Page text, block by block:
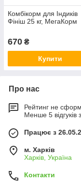
Комбікорм для Індиків
Фініш 25 кг, МегаКорм
670 ₴
Купити
Про нас
Рейтинг не
Менше 5 відгуків
Працює з
м. Харків
Харків, Україна
Контакти